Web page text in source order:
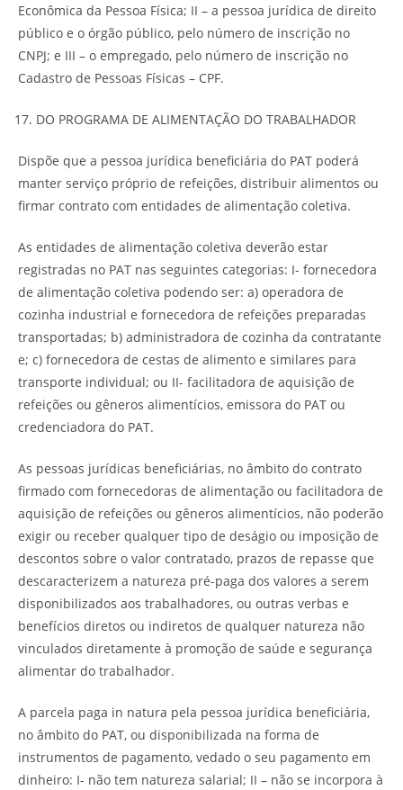
Econômica da Pessoa Física; II – a pessoa jurídica de direito
público e o órgão público, pelo número de inscrição no
CNPJ; e III – o empregado, pelo número de inscrição no
Cadastro de Pessoas Físicas – CPF.
DO PROGRAMA DE ALIMENTAÇÃO DO TRABALHADOR
Dispõe que a pessoa jurídica beneficiária do PAT poderá
manter serviço próprio de refeições, distribuir alimentos ou
firmar contrato com entidades de alimentação coletiva.
As entidades de alimentação coletiva deverão estar
registradas no PAT nas seguintes categorias: I- fornecedora
de alimentação coletiva podendo ser: a) operadora de
cozinha industrial e fornecedora de refeições preparadas
transportadas; b) administradora de cozinha da contratante
e; c) fornecedora de cestas de alimento e similares para
transporte individual; ou II- facilitadora de aquisição de
refeições ou gêneros alimentícios, emissora do PAT ou
credenciadora do PAT.
As pessoas jurídicas beneficiárias, no âmbito do contrato
firmado com fornecedoras de alimentação ou facilitadora de
aquisição de refeições ou gêneros alimentícios, não poderão
exigir ou receber qualquer tipo de deságio ou imposição de
descontos sobre o valor contratado, prazos de repasse que
descaracterizem a natureza pré-paga dos valores a serem
disponibilizados aos trabalhadores, ou outras verbas e
benefícios diretos ou indiretos de qualquer natureza não
vinculados diretamente à promoção de saúde e segurança
alimentar do trabalhador.
A parcela paga in natura pela pessoa jurídica beneficiária,
no âmbito do PAT, ou disponibilizada na forma de
instrumentos de pagamento, vedado o seu pagamento em
dinheiro: I- não tem natureza salarial; II – não se incorpora à